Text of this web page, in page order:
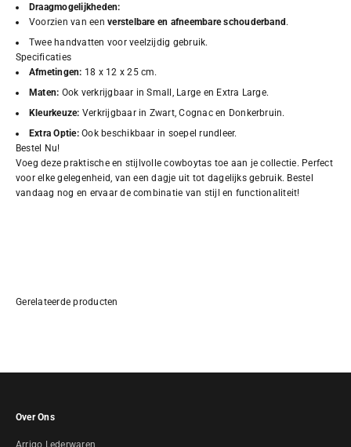
Draagmogelijkheden:
Voorzien van eenverstelbare en afneembare schouderband.
Twee handvatten voor veelzijdig gebruik.
Specificaties
Afmetingen: 18 x 12 x 25 cm.
Maten: Ook verkrijgbaar in Small, Large en Extra Large.
Kleurkeuze: Verkrijgbaar in Zwart, Cognac en Donkerbruin.
Extra Optie:Ook beschikbaar in soepel rundleer.
Bestel Nu!
Voeg deze praktische en stijlvolle cowboytas toe aan je collectie. Perfect
voor elke gelegenheid, van een dagje uit tot dagelijks gebruik. Bestel
vandaag nog en ervaar de combinatie van stijl en functionaliteit!
Over Ons